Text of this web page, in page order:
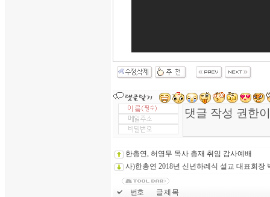
한총연, 허영무 목사 총재 취임 감사예배
사)한총연 2018년 신년하례식 설교 대표회장
번호 글 제 목